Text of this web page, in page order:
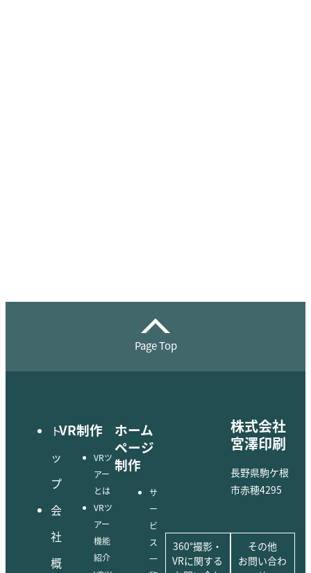
Page Top
ト
ッ
プ
会
社
概
VR制作
VRツ
アー
とは
VRツ
アー
機能
紹介
ホーム
ページ
制作
サ
ー
ビ
ス
一
株式会社
宮澤印刷
長野県駒ケ根
市赤穂4295
360°撮影・
VRに関する
その他
お問い合わ